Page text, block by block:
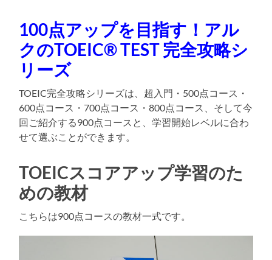
100点アップを目指す！アル
クのTOEIC® TEST 完全攻略シ
リーズ
TOEIC完全攻略シリーズは、超入門・500点コース・
600点コース・700点コース・800点コース、そして今
回ご紹介する900点コースと、学習開始レベルに合わ
せて選ぶことができます。
TOEICスコアアップ学習のた
めの教材
こちらは900点コースの教材一式です。